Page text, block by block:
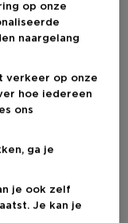
op onze
naargelang
verkeer op onze
hoe iedereen
ons
ga je
je ook zelf
Je kan je